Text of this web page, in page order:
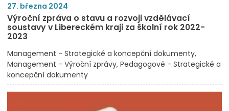
27. března 2024
Výroční zpráva o stavu a rozvoji vzdělávací
soustavy v Libereckém kraji za školní rok 2022-
2023
Management - Strategické a koncepční dokumenty
Management - Výroční zprávy Pedagogové - Strategické a
koncepční dokumenty